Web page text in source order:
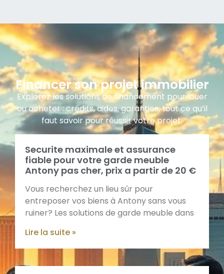
Financer son projet immobilier
Explorez les solutions de financement pour louer
ou acheter : crédits, aides, garanties, tout ce qu’il
faut savoir pour réussir votre projet.
Securite maximale et assurance
fiable pour votre garde meuble
Antony pas cher, prix a partir de 20 €
Vous recherchez un lieu sûr pour
entreposer vos biens à Antony sans vous
ruiner? Les solutions de garde meuble dans
Lire la suite »